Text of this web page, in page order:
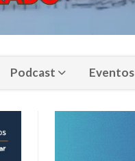
Podcast Eventos